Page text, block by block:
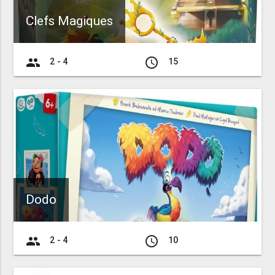
Clefs Magiques
group 2 - 4 access_time 15
Dodo
group 2 - 4 access_time 10